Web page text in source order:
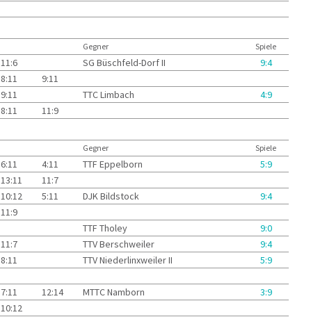
Gegner Spiele
11:6 SG Büschfeld-Dorf II
9:4
8:11
9:11
9:11 TTC Limbach
4:9
8:11
11:9
Gegner Spiele
6:11 4:11 TTF Eppelborn
5:9
13:11
11:7
10:12 5:11 DJK Bildstock
9:4
11:9
TTF Tholey
9:0
11:7 TTV Berschweiler
9:4
8:11 TTV Niederlinxweiler II
5:9
7:11 12:14 MTTC Namborn
3:9
10:12